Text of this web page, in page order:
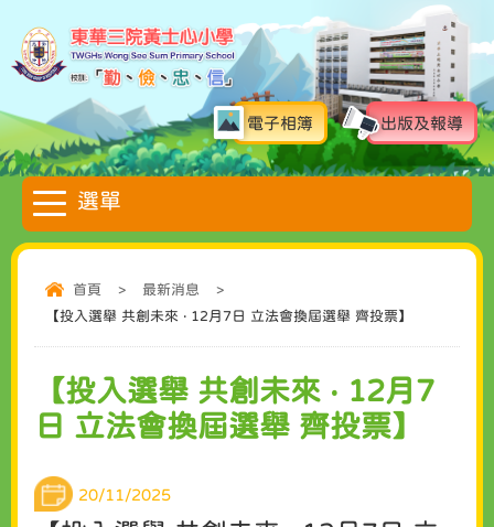
電子相簿 出版及報導
首頁 > 最新消息
>
【投入選舉 共創未來 ‧ 12月7日 立法會換屆選舉 齊投票】
【投入選舉 共創未來 ‧ 12月7
日 立法會換屆選舉 齊投票】
20/11/2025